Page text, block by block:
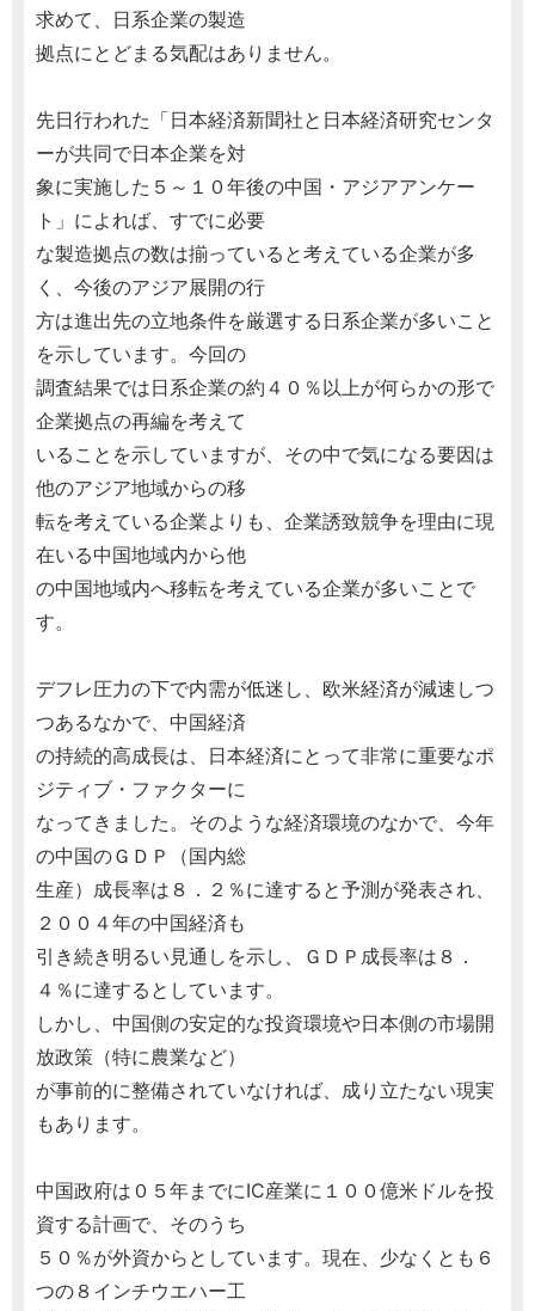
求めて、日系企業の製造
拠点にとどまる気配はありません。
先日行われた「日本経済新聞社と日本経済研究センタ
ーが共同で日本企業を対
象に実施した５～１０年後の中国・アジアアンケー
ト」によれば、すでに必要
な製造拠点の数は揃っていると考えている企業が多
く、今後のアジア展開の行
方は進出先の立地条件を厳選する日系企業が多いこと
を示しています。今回の
調査結果では日系企業の約４０％以上が何らかの形で
企業拠点の再編を考えて
いることを示していますが、その中で気になる要因は
他のアジア地域からの移
転を考えている企業よりも、企業誘致競争を理由に現
在いる中国地域内から他
の中国地域内へ移転を考えている企業が多いことで
す。
デフレ圧力の下で内需が低迷し、欧米経済が減速しつ
つあるなかで、中国経済
の持続的高成長は、日本経済にとって非常に重要なポ
ジティブ・ファクターに
なってきました。そのような経済環境のなかで、今年
の中国のＧＤＰ（国内総
生産）成長率は８．２％に達すると予測が発表され、
２００４年の中国経済も
引き続き明るい見通しを示し、ＧＤＰ成長率は８．
４％に達するとしています。
しかし、中国側の安定的な投資環境や日本側の市場開
放政策（特に農業など）
が事前的に整備されていなければ、成り立たない現実
もあります。
中国政府は０５年までにIC産業に１００億米ドルを投
資する計画で、そのうち
５０％が外資からとしています。現在、少なくとも６
つの８インチウエハー工